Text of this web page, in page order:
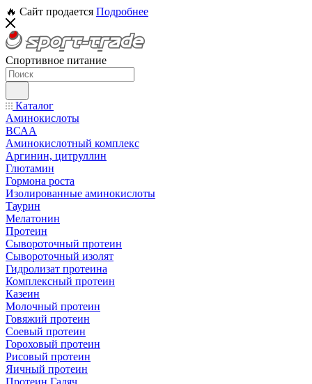
🔥 Сайт продается Подробнее
Спортивное питание
Каталог
Аминокислоты
ВСАА
Аминокислотный комплекс
Аргинин, цитруллин
Глютамин
Гормона роста
Изолированные аминокислоты
Таурин
Мелатонин
Протеин
Сывороточный протеин
Сывороточный изолят
Гидролизат протеина
Комплексный протеин
Казеин
Молочный протеин
Говяжий протеин
Соевый протеин
Гороховый протеин
Рисовый протеин
Яичный протеин
Протеин Гадяч